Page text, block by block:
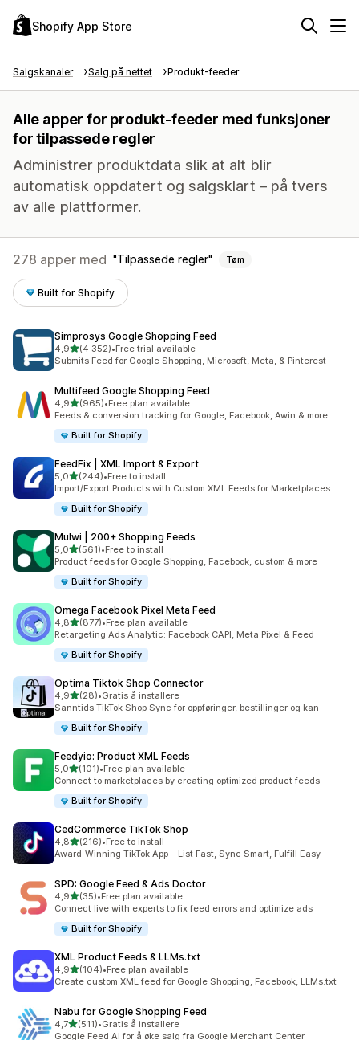
Shopify App Store
Salgskanaler Salg på nettet Produkt-feeder
Alle apper for produkt-feeder med funksjoner
for tilpassede regler
Administrer produktdata slik at alt blir
automatisk oppdatert og salgsklart – på tvers
av alle plattformer.
278 apper med Tilpassede regler Tøm
Built for Shopify
Simprosys Google Shopping Feed
4,9av 5 stjerner
(4 352)
Totalt 4352 omtaler
•Free trial available
Submits Feed for Google Shopping, Microsoft, Meta, & Pinterest
Multifeed Google Shopping Feed
4,9av 5 stjerner
(965)
Totalt 965 omtaler
•Free plan available
Feeds & conversion tracking for Google, Facebook, Awin & more
Built for Shopify
FeedFix | XML Import & Export
5,0av 5 stjerner
(244)
Totalt 244 omtaler
•Free to install
Import/Export Products with Custom XML Feeds for Marketplaces
Built for Shopify
Mulwi | 200+ Shopping Feeds
5,0av 5 stjerner
(561)
Totalt 561 omtaler
•Free to install
Product feeds for Google Shopping, Facebook, custom & more
Built for Shopify
Omega Facebook Pixel Meta Feed
4,8av 5 stjerner
(877)
Totalt 877 omtaler
•Free plan available
Retargeting Ads Analytic: Facebook CAPI, Meta Pixel & Feed
Built for Shopify
Optima Tiktok Shop Connector
4,9av 5 stjerner
(28)
Totalt 28 omtaler
•Gratis å installere
Sanntids TikTok Shop Sync for oppføringer, bestillinger og kan
Built for Shopify
Feedyio: Product XML Feeds
5,0av 5 stjerner
(101)
Totalt 101 omtaler
•Free plan available
Connect to marketplaces by creating optimized product feeds
Built for Shopify
CedCommerce TikTok Shop
4,8av 5 stjerner
(216)
Totalt 216 omtaler
•Free to install
Award-Winning TikTok App – List Fast, Sync Smart, Fulfill Easy
SPD: Google Feed & Ads Doctor
4,9av 5 stjerner
(35)
Totalt 35 omtaler
•Free plan available
Connect live with experts to fix feed errors and optimize ads
Built for Shopify
XML Product Feeds & LLMs.txt
4,9av 5 stjerner
(104)
Totalt 104 omtaler
•Free plan available
Create custom XML feed for Google Shopping, Facebook, LLMs.txt
Nabu for Google Shopping Feed
4,7av 5 stjerner
(511)
Totalt 511 omtaler
•Gratis å installere
Google Feed AI for å øke salg fra Google Merchant Center